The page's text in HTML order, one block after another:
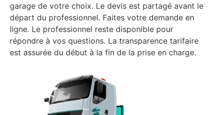
garage de votre choix. Le devis est partagé avant le
départ du professionnel. Faites votre demande en
ligne. Le professionnel reste disponible pour
répondre à vos questions. La transparence tarifaire
est assurée du début à la fin de la prise en charge.